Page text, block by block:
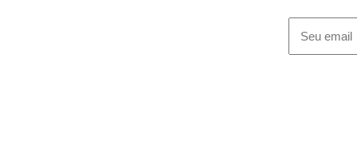
lojas como
joalheria